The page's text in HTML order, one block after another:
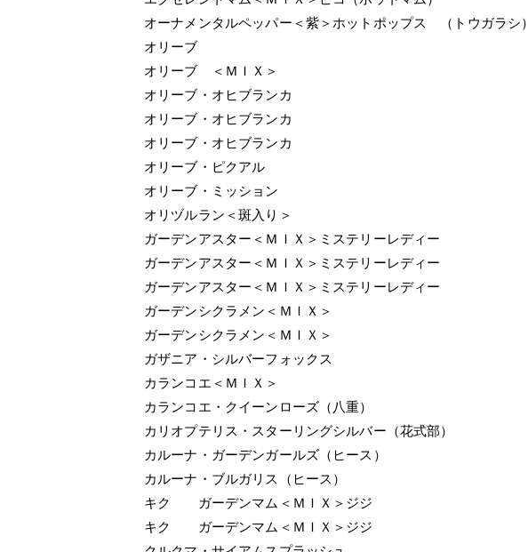
オーナメンタルペッパー＜紫＞ホットポップス （トウガラシ）
オリーブ
オリーブ ＜ＭＩＸ＞
オリーブ・オヒブランカ
オリーブ・オヒブランカ
オリーブ・オヒブランカ
オリーブ・ピクアル
オリーブ・ミッション
オリヅルラン＜斑入り＞
ガーデンアスター＜ＭＩＸ＞ミステリーレディー
ガーデンアスター＜ＭＩＸ＞ミステリーレディー
ガーデンアスター＜ＭＩＸ＞ミステリーレディー
ガーデンシクラメン＜ＭＩＸ＞
ガーデンシクラメン＜ＭＩＸ＞
ガザニア・シルバーフォックス
カランコエ＜ＭＩＸ＞
カランコエ・クイーンローズ（八重）
カリオプテリス・スターリングシルバー（花式部）
カルーナ・ガーデンガールズ（ヒース）
カルーナ・ブルガリス（ヒース）
キク ガーデンマム＜ＭＩＸ＞ジジ
キク ガーデンマム＜ＭＩＸ＞ジジ